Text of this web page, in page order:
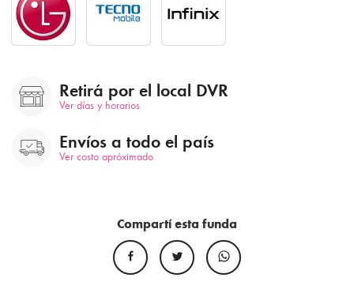
Retirá por el local DVR
Ver días y horarios
Envíos a todo el país
Ver costo apróximado
Compartí esta funda